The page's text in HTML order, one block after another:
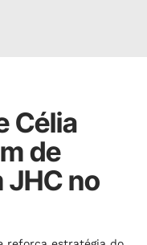
Célia
de
no